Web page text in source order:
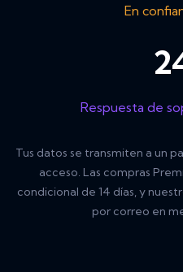
En
Respuesta de
Tus datos se transmiten a un
acceso. Las compras
condicional de 14 días, y
por correo en